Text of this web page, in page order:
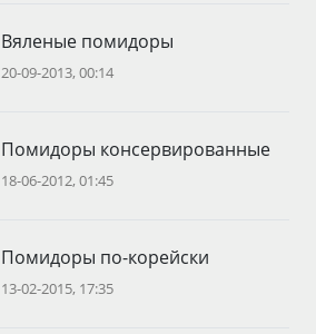
Вяленые помидоры
20-09-2013, 00:14
Помидоры консервированные
18-06-2012, 01:45
Помидоры по-корейски
13-02-2015, 17:35